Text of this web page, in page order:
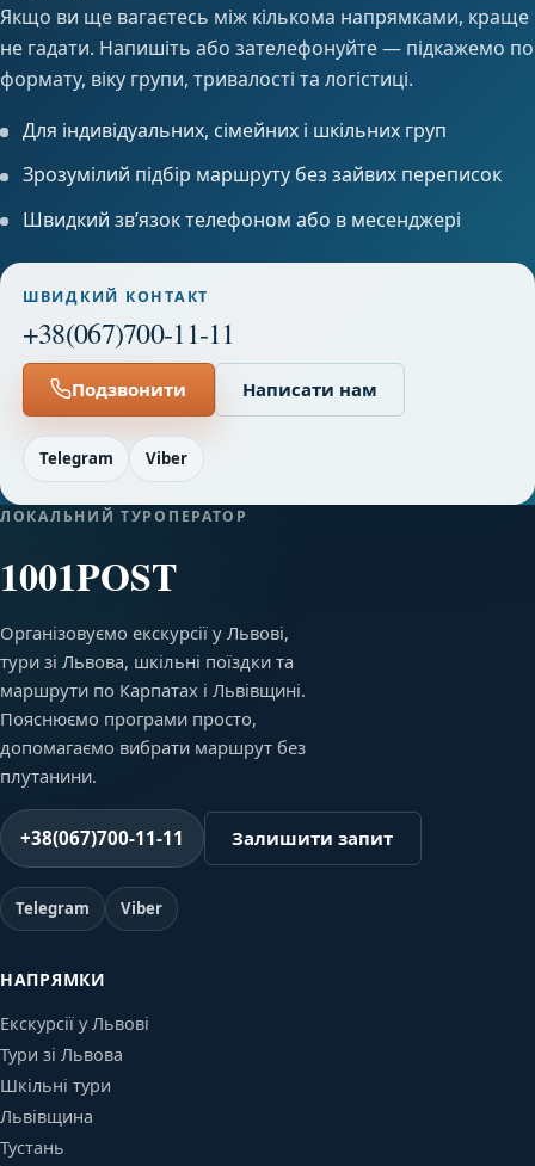
Якщо ви ще вагаєтесь між кількома напрямками, краще
не гадати. Напишіть або зателефонуйте — підкажемо по
формату, віку групи, тривалості та логістиці.
Для індивідуальних, сімейних і шкільних груп
Зрозумілий підбір маршруту без зайвих переписок
Швидкий звʼязок телефоном або в месенджері
ШВИДКИЙ КОНТАКТ
+38(067)700-11-11
Подзвонити Написати нам
Telegram Viber
ЛОКАЛЬНИЙ ТУРОПЕРАТОР
1001POST
Організовуємо екскурсії у Львові,
тури зі Львова, шкільні поїздки та
маршрути по Карпатах і Львівщині.
Пояснюємо програми просто,
допомагаємо вибрати маршрут без
плутанини.
+38(067)700-11-11 Залишити запит
Telegram Viber
НАПРЯМКИ
Екскурсії у Львові
Тури зі Львова
Шкільні тури
Львівщина
Тустань